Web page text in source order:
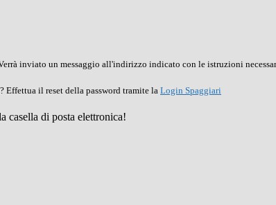
inviato un messaggio all'indirizzo indicato con le istruzioni
Effettua il reset della password tramite la Login Spaggiari
casella di posta elettronica!